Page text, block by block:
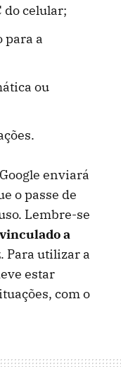
do celular;
para a
ou
enviará
o passe de
Lembre-se
a
. Para utilizar a
estar
com o